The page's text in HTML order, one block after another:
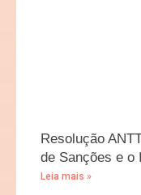
Resolução
de Sanções e o
Leia mais »